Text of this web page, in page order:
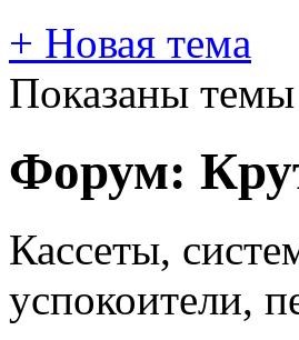
+ Новая тема
Показаны
Форум:
Кассеты,
успокоители,